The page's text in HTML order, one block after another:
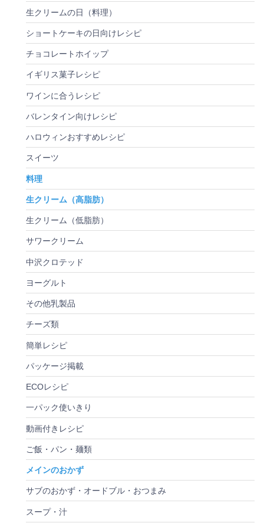
生クリームの日（料理）
ショートケーキの日向けレシピ
チョコレートホイップ
イギリス菓子レシピ
ワインに合うレシピ
バレンタイン向けレシピ
ハロウィンおすすめレシピ
スイーツ
料理
生クリーム（高脂肪）
生クリーム（低脂肪）
サワークリーム
中沢クロテッド
ヨーグルト
その他乳製品
チーズ類
簡単レシピ
パッケージ掲載
ECOレシピ
一パック使いきり
動画付きレシピ
ご飯・パン・麺類
メインのおかず
サブのおかず・オードブル・おつまみ
スープ・汁